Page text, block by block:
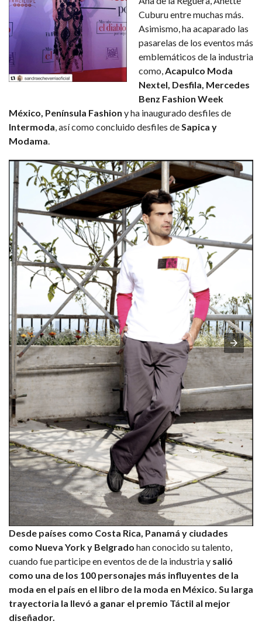
Cuburu entre muchas más.
Asimismo, ha acaparado las
pasarelas de los eventos más
emblemáticos de la industria
como,Acapulco Moda
Nextel, Desfila, Mercedes
Benz Fashion Week
México, Península Fashion y ha inaugurado desfiles de
Intermoda, así como concluido desfiles deSapica y
Modama.
Desde países como Costa Rica, Panamá y ciudades
como Nueva York y Belgrado han conocido su talento,
cuando fue participe en eventos de de la industria y salió
como una de los 100 personajes más influyentes de la
moda en el país en el libro de la moda en México. Su larga
trayectoria la llevó a ganar el premio Táctil al mejor
diseñador.